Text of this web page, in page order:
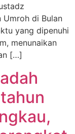
Umroh di Bulan
yang dipenuhi
menunaikan
[…]